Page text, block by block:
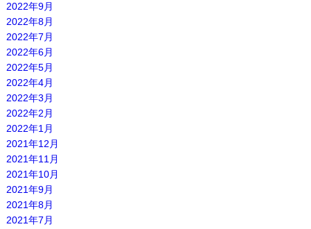
2022年9月
2022年8月
2022年7月
2022年6月
2022年5月
2022年4月
2022年3月
2022年2月
2022年1月
2021年12月
2021年11月
2021年10月
2021年9月
2021年8月
2021年7月